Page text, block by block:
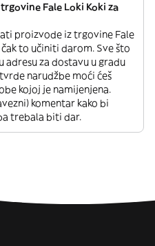
Fale Loki Koki za
proizvode iz trgovine Fale
to učiniti darom. Sve što
za dostavu u gradu
narudžbe moći ćeš
kojoj je namijenjena.
komentar kako bi
trebala biti dar.